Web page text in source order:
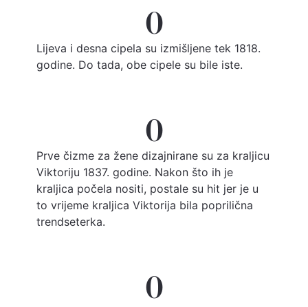
Lijeva i desna cipela su izmišljene tek 1818.
godine. Do tada, obe cipele su bile iste.
0
Prve čizme za žene dizajnirane su za kraljicu
Viktoriju 1837. godine. Nakon što ih je
kraljica počela nositi, postale su hit jer je u
to vrijeme kraljica Viktorija bila poprilična
trendseterka.
0
0